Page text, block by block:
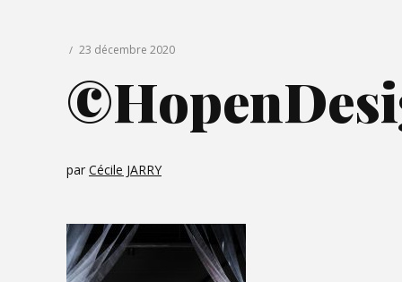
23 décembre 2020
par Cécile JARRY